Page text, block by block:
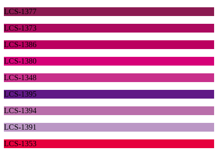
LCS-1377
LCS-1373
LCS-1386
LCS-1380
LCS-1348
LCS-1395
LCS-1394
LCS-1391
LCS-1353